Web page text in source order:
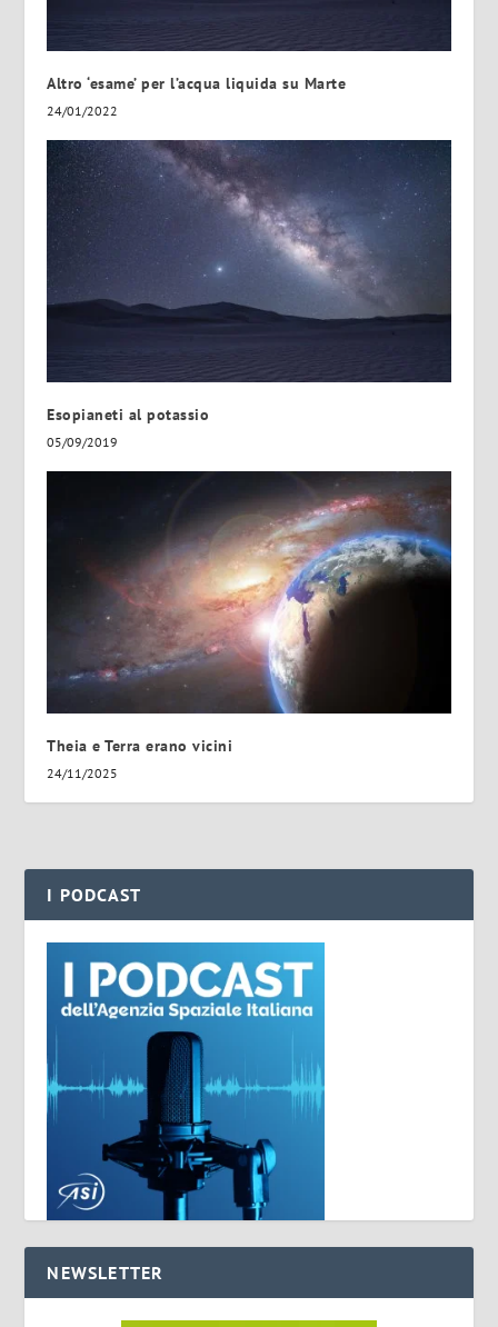
Altro ‘esame’ per l’acqua liquida su Marte
24/01/2022
Esopianeti al potassio
05/09/2019
Theia e Terra erano vicini
24/11/2025
I PODCAST
NEWSLETTER